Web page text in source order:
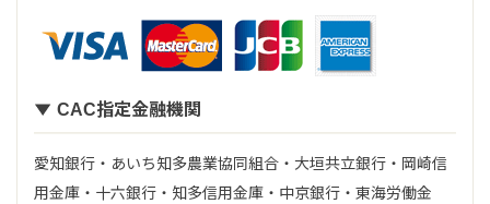
CAC指定金融機関
愛知銀行・あいち知多農業協同組合・大垣共立銀行・岡崎信
用金庫・十六銀行・知多信用金庫・中京銀行・東海労働金